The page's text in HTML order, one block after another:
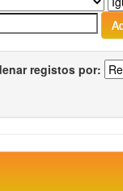
registos por: